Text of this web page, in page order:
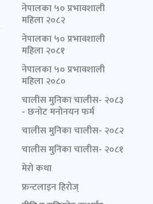
नेपालका ५० प्रभावशाली
महिला २०८२
नेपालका ५० प्रभावशाली
महिला २०८१
नेपालका ५० प्रभावशाली
महिला २०८०
चालीस मुनिका चालीस- २०८३
- छनोट मनोनयन फर्म
चालीस मुनिका चालीस- २०८२
चालीस मुनिका चालीस- २०८१
मेरो कथा
फ्रन्टलाइन हिरोज्